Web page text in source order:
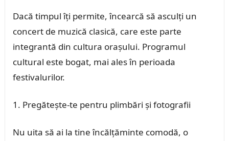
Dacă timpul îți permite, încearcă să asculți un
concert de muzică clasică, care este parte
integrantă din cultura orașului. Programul
cultural este bogat, mai ales în perioada
festivalurilor.
Pregătește-te pentru plimbări și fotografii
Nu uita să ai la tine încălțăminte comodă, o